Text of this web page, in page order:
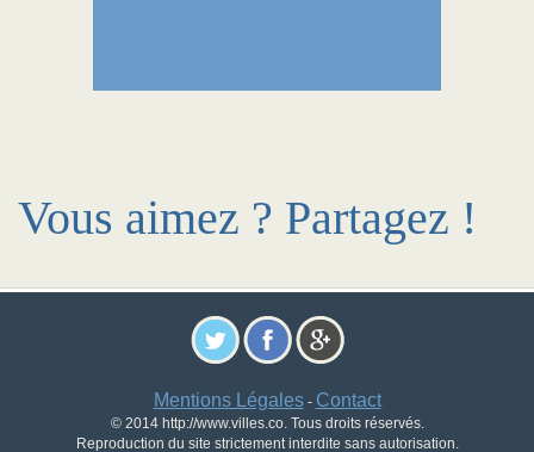
Vous aimez ? Partagez !
Mentions Légales- Contact
© 2014 http://www.villes.co. Tous droits réservés.
Reproduction du site strictement interdite sans autorisation.